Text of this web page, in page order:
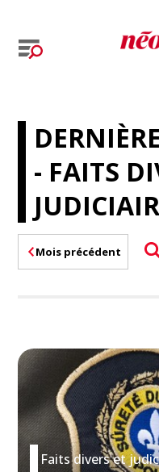
- FAITS
Mois précédent
Faits divers et